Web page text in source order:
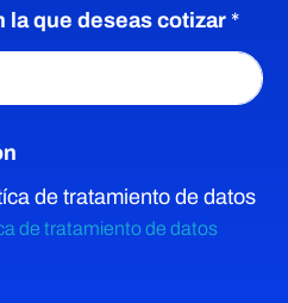
la que deseas cotizar *
de tratamiento de datos
de tratamiento de datos